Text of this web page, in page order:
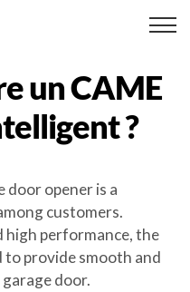
unCAME
?
door opener is a
customers.
performance, the
to provide smooth and
door.